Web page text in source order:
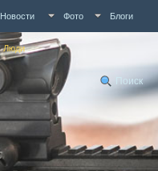
Новости Фото Блоги
Люди
Поиск